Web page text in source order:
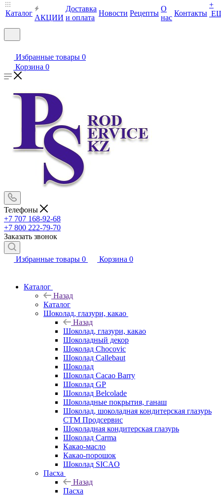
Каталог
АКЦИИ
Доставка
и оплата
Новости Рецепты
О
нас
Контакты
+
Избранные товары 0
Корзина 0
Телефоны
+7 707 168-92-68
+7 800 222-79-70
Заказать звонок
Избранные товары 0 Корзина 0
Каталог
Назад
Каталог
Шоколад, глазури, какао
Назад
Шоколад, глазури, какао
Шоколадный декор
Шоколад Chocovic
Шоколад Callebaut
Шоколад
Шоколад Cacao Barry
Шоколад GP
Шоколад Belcolade
Шоколадные покрытия, ганаш
Шоколад, шоколадная кондитерская глазурь
СТМ Продсервис
Шоколадная кондитерская глазурь
Шоколад Carma
Какао-масло
Какао-порошок
Шоколад SICAO
Пасха
Назад
Пасха